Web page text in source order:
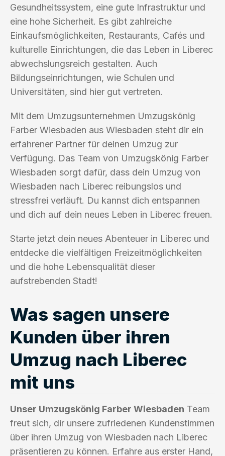
Gesundheitssystem, eine gute Infrastruktur und
eine hohe Sicherheit. Es gibt zahlreiche
Einkaufsmöglichkeiten, Restaurants, Cafés und
kulturelle Einrichtungen, die das Leben in Liberec
abwechslungsreich gestalten. Auch
Bildungseinrichtungen, wie Schulen und
Universitäten, sind hier gut vertreten.
Mit dem Umzugsunternehmen Umzugskönig
Farber Wiesbaden aus Wiesbaden steht dir ein
erfahrener Partner für deinen Umzug zur
Verfügung. Das Team von Umzugskönig Farber
Wiesbaden sorgt dafür, dass dein Umzug von
Wiesbaden nach Liberec reibungslos und
stressfrei verläuft. Du kannst dich entspannen
und dich auf dein neues Leben in Liberec freuen.
Starte jetzt dein neues Abenteuer in Liberec und
entdecke die vielfältigen Freizeitmöglichkeiten
und die hohe Lebensqualität dieser
aufstrebenden Stadt!
Was sagen unsere
Kunden über ihren
Umzug nach Liberec
mit uns
Unser Umzugskönig Farber Wiesbaden Team
freut sich, dir unsere zufriedenen Kundenstimmen
über ihren Umzug von Wiesbaden nach Liberec
präsentieren zu können. Erfahre aus erster Hand,